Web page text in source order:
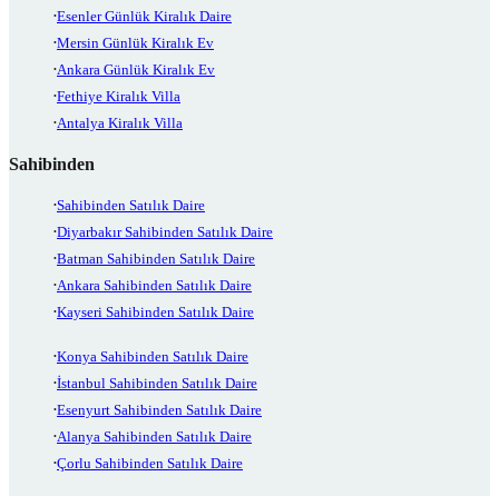
Esenler Günlük Kiralık Daire
Mersin Günlük Kiralık Ev
Ankara Günlük Kiralık Ev
Fethiye Kiralık Villa
Antalya Kiralık Villa
Sahibinden
Sahibinden Satılık Daire
Diyarbakır Sahibinden Satılık Daire
Batman Sahibinden Satılık Daire
Ankara Sahibinden Satılık Daire
Kayseri Sahibinden Satılık Daire
Konya Sahibinden Satılık Daire
İstanbul Sahibinden Satılık Daire
Esenyurt Sahibinden Satılık Daire
Alanya Sahibinden Satılık Daire
Çorlu Sahibinden Satılık Daire